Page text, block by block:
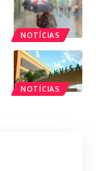
NOTÍCIAS
NOTÍCIAS